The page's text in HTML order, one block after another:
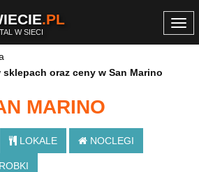
.PL
W SIECI
oraz ceny w San Marino
MARINO
LOKALE NOCLEGI